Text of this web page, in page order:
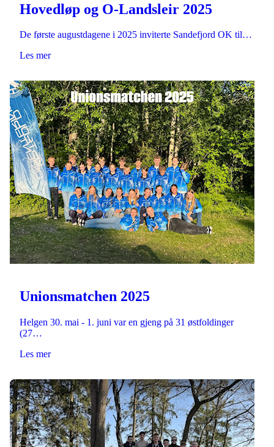
Hovedløp og O-Landsleir 2025
De første augustdagene i 2025 inviterte Sandefjord OK til…
Les mer
Unionsmatchen 2025
Helgen 30. mai - 1. juni var en gjeng på 31 østfoldinger
(27…
Les mer